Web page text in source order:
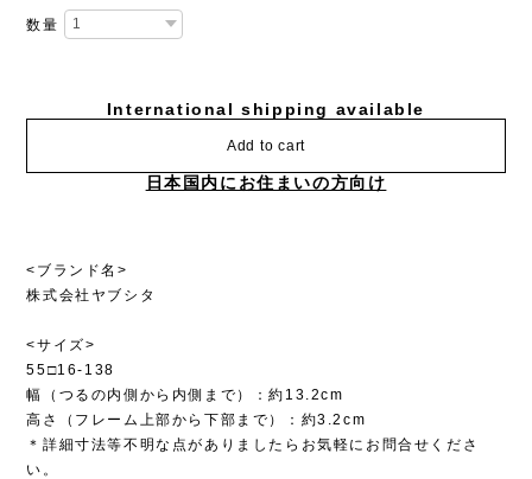
数量
International shipping available
Add to cart
日本国内にお住まいの方向け
<ブランド名>
株式会社ヤブシタ
<サイズ>
55□16-138
幅（つるの内側から内側まで）：約13.2cm
高さ（フレーム上部から下部まで）：約3.2cm
＊詳細寸法等不明な点がありましたらお気軽にお問合せくださ
い。